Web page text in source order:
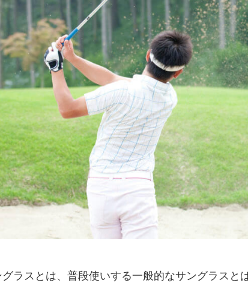
ラスとは、普段使いする一般的なサングラスと